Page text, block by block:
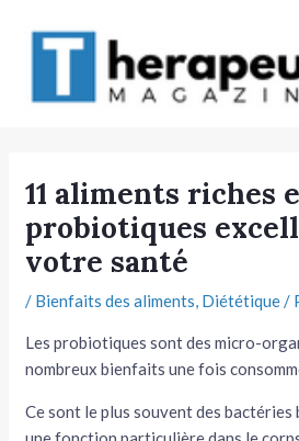
11 aliments riches
probiotiques
votre santé
/ Bienfaits des aliments, Diététique/
Les probiotiques sont des micro-
nombreux bienfaits une fois
Ce sont le plus souvent des bactéries